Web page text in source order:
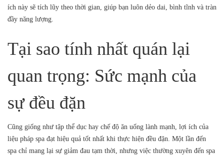
ích này sẽ tích lũy theo thời gian, giúp bạn luôn dẻo dai, bình tĩnh và tràn
đầy năng lượng.
Tại sao tính nhất quán lại
quan trọng: Sức mạnh của
sự đều đặn
Cũng giống như tập thể dục hay chế độ ăn uống lành mạnh, lợi ích của
liệu pháp spa đạt hiệu quả tốt nhất khi thực hiện đều đặn. Một lần đến
spa chỉ mang lại sự giảm đau tạm thời, nhưng việc thường xuyên đến spa